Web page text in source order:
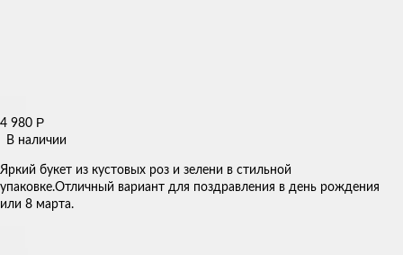
4 980 Р
В наличии
Яркий букет из кустовых роз и зелени в стильной
упаковке.Отличный вариант для поздравления в день рождения
или 8 марта.